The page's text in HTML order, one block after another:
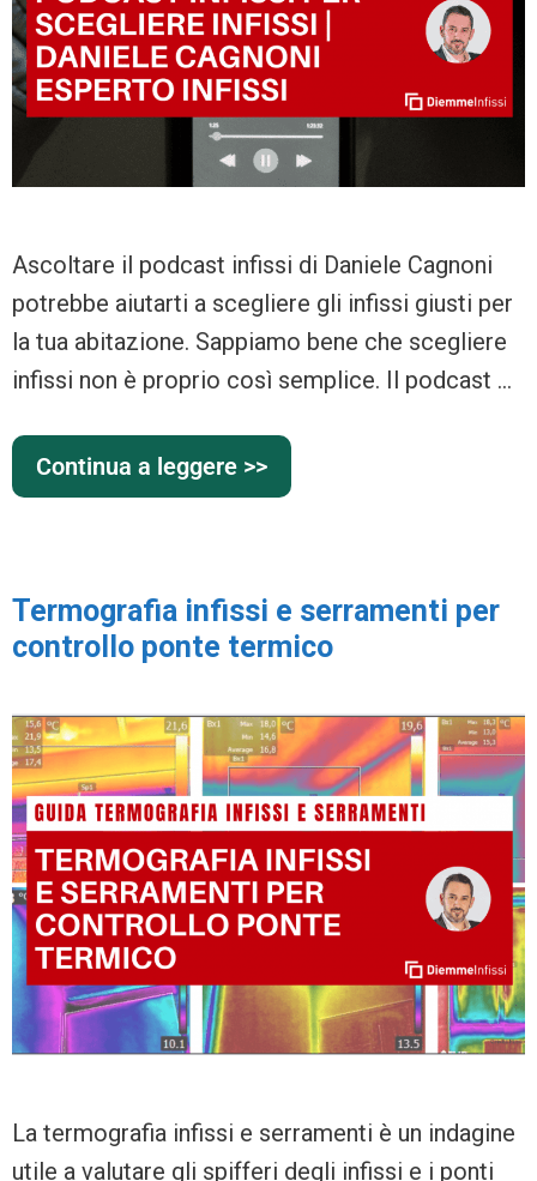
Ascoltare il podcast infissi di Daniele Cagnoni
potrebbe aiutarti a scegliere gli infissi giusti per
la tua abitazione. Sappiamo bene che scegliere
infissi non è proprio così semplice. Il podcast …
Continua a leggere >>
Termografia infissi e serramenti per
controllo ponte termico
La termografia infissi e serramenti è un indagine
utile a valutare gli spifferi degli infissi e i ponti